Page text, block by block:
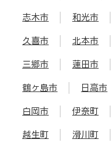
志木市 和光市
久喜市 北本市
三郷市 蓮田市
鶴ヶ島市 日高市
白岡市 伊奈町
越生町 滑川町